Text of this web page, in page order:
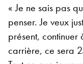
« Je ne sais pas
penser. Je veux
présent,
carrière, ce sera